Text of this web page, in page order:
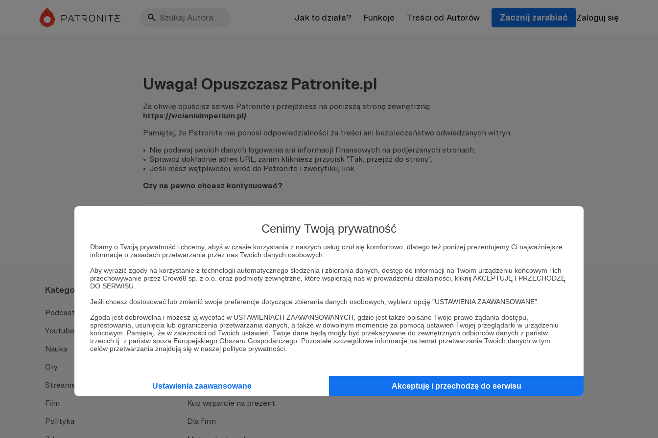
Cenimy Twoją prywatność
Dbamy o Twoją prywatność i chcemy, abyś w czasie korzystania z naszych usług czuł się komfortowo, dlatego też poniżej prezentujemy Ci najważniejsze
informacje o zasadach przetwarzania przez nas Twoich danych osobowych.
Aby wyrazić zgody na korzystanie z technologii automatycznego śledzenia i zbierania danych, dostęp do informacji na Twoim urządzeniu końcowym i ich
przechowywanie przez Crowd8 sp. z o.o. oraz podmioty zewnętrzne, które wspierają nas w prowadzeniu działalności, kliknij AKCEPTUJĘ I PRZECHODZĘ
DO SERWISU.
Jeśli chcesz dostosować lub zmienić swoje preferencje dotyczące zbierania danych osobowych, wybierz opcję "USTAWIENIA ZAAWANSOWANE".
Zgoda jest dobrowolna i możesz ją wycofać w USTAWIENIACH ZAAWANSOWANYCH, gdzie jest także opisane Twoje prawo żądania dostępu,
sprostowania, usunięcia lub ograniczenia przetwarzania danych, a także w dowolnym momencie za pomocą ustawień Twojej przeglądarki w urządzeniu
końcowym. Pamiętaj, że w zależności od Twoich ustawień, Twoje dane będą mogły być przekazywane do zewnętrznych odbiorców danych z państw
trzecich tj. z państw spoza Europejskiego Obszaru Gospodarczego. Pozostałe szczegółowe informacje na temat przetwarzania Twoich danych w tym
celów przetwarzania znajdują się w naszej polityce prywatności.
Ustawienia zaawansowane Akceptuję i przechodzę do serwisu
Jak to działa? Funkcje Treści od Autorów Zacznij zarabiać Zaloguj się
Uwaga! Opuszczasz Patronite.pl
Za chwilę opuścisz serwis Patronite i przejdziesz na poniższą stronę zewnętrzną:
https://wcieniuimperium.pl/
Pamiętaj, że Patronite nie ponosi odpowiedzialności za treści ani bezpieczeństwo odwiedzanych witryn.
Nie podawaj swoich danych logowania ani informacji finansowych na podjerzanych stronach.
Sprawdź dokładnie adres URL, zanim klikniesz przycisk "Tak, przejdź do strony".
Jeśli masz wątpliwości, wróć do Patronite i zweryfikuj link.
Czy na pewno chcesz kontynuować?
Kategorie
Podcast
Youtube
Nauka
Gry
Streamerzy
Film
Polityka
Jak to działa
Funkcje Patronite
Dlaczego Patronite?
Opinie Twórców
Kup wsparcie na prezent
Dla firm
MCN Patronite
Suppi.pl
FAQ
Kontakt z zespołem Patronite